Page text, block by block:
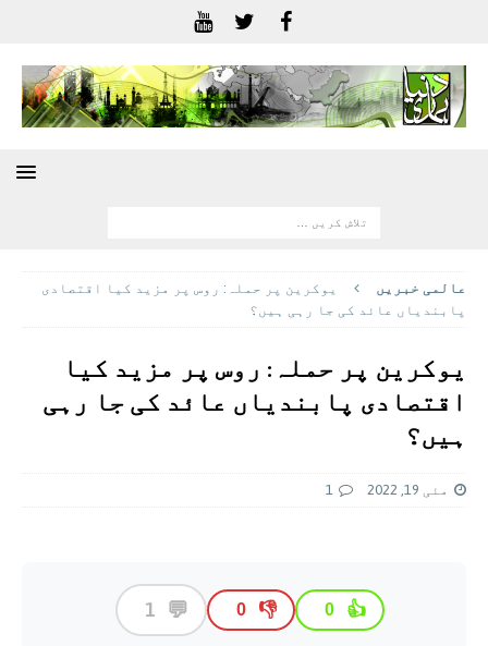
عالمی خبريں
یوکرین پر حملہ: روس پر مزید کیا اقتصادی
پابندیاں عائد کی جا رہی ہیں؟
یوکرین پر حملہ: روس پر مزید کیا
اقتصادی پابندیاں عائد کی جا رہی
ہیں؟
مئی 19, 2022 1
👍
0
👎
0
💬
1